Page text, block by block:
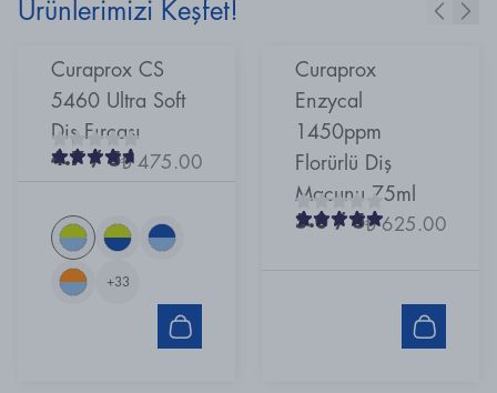
Ürünlerimizi Keşfet!
Curaprox CS
5460 Ultra Soft
Diş Fırçası
4.7/ 5₺ 475.00
+33
Curaprox
Enzycal
1450ppm
Florürlü Diş
Macunu 75ml
5.0/ 5₺ 625.00